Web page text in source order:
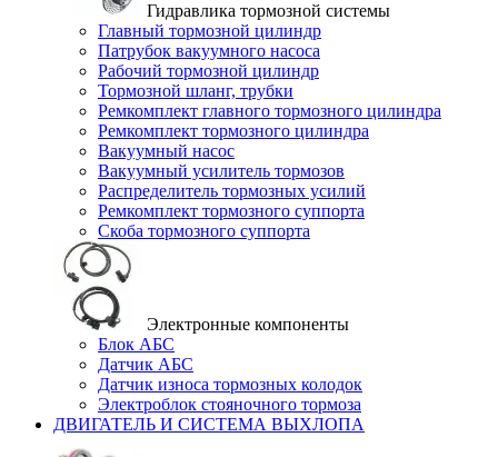
Гидравлика тормозной системы
Главный тормозной цилиндр
Патрубок вакуумного насоса
Рабочий тормозной цилиндр
Тормозной шланг, трубки
Ремкомплект главного тормозного цилиндра
Ремкомплект тормозного цилиндра
Вакуумный насос
Вакуумный усилитель тормозов
Распределитель тормозных усилий
Ремкомплект тормозного суппорта
Скоба тормозного суппорта
Электронные компоненты
Блок АБС
Датчик АБС
Датчик износа тормозных колодок
Электроблок стояночного тормоза
ДВИГАТЕЛЬ И СИСТЕМА ВЫХЛОПА